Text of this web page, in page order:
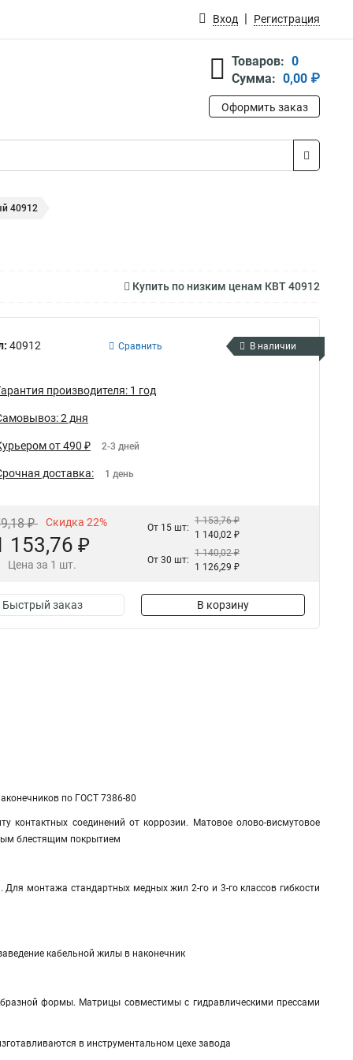
Вход Регистрация
Товаров: 0
Сумма: 0,00 ₽
Оформить заказ
40912
Купить по низким ценам КВТ 40912
40912 Сравнить В наличии
производителя: 1 год
2 дня
от 490 ₽ 2-3 дней
доставка: 1 день
₽ Скидка 22%
153,76 ₽
Цена за 1 шт.
От 15 шт:
1 153,76 ₽
1 140,02 ₽
От 30 шт:
1 140,02 ₽
1 126,29 ₽
Быстрый заказ В корзину
по ГОСТ 7386-80
контактных соединений от коррозии. Матовое олово-висмутовое
блестящим покрытием
монтажа стандартных медных жил 2-го и 3-го классов гибкости
кабельной жилы в наконечник
формы. Матрицы совместимы с гидравлическими прессами
в инструментальном цехе завода